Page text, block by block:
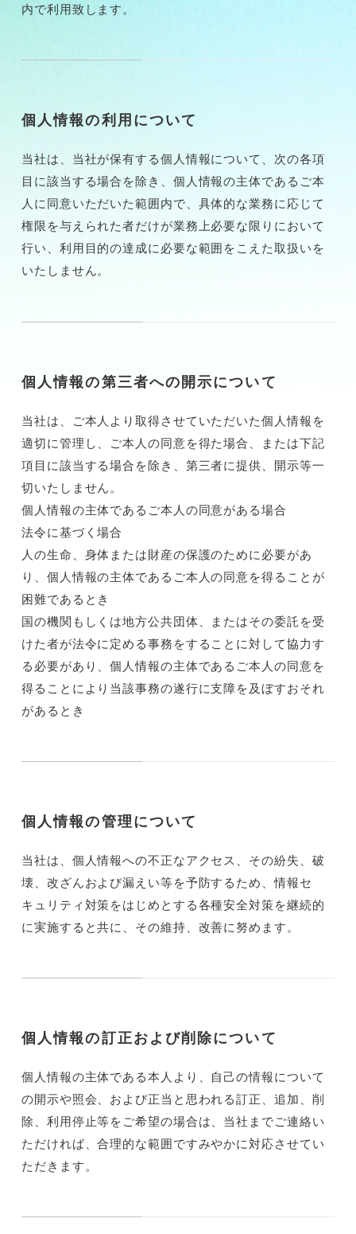
内で利用致します。
個人情報の利用について
当社は、当社が保有する個人情報について、次の各項
目に該当する場合を除き、個人情報の主体であるご本
人に同意いただいた範囲内で、具体的な業務に応じて
権限を与えられた者だけが業務上必要な限りにおいて
行い、利用目的の達成に必要な範囲をこえた取扱いを
いたしません。
個人情報の第三者への開示について
当社は、ご本人より取得させていただいた個人情報を
適切に管理し、ご本人の同意を得た場合、または下記
項目に該当する場合を除き、第三者に提供、開示等一
切いたしません。
個人情報の主体であるご本人の同意がある場合
法令に基づく場合
人の生命、身体または財産の保護のために必要があ
り、個人情報の主体であるご本人の同意を得ることが
困難であるとき
国の機関もしくは地方公共団体、またはその委託を受
けた者が法令に定める事務をすることに対して協力す
る必要があり、個人情報の主体であるご本人の同意を
得ることにより当該事務の遂行に支障を及ぼすおそれ
があるとき
個人情報の管理について
当社は、個人情報への不正なアクセス、その紛失、破
壊、改ざんおよび漏えい等を予防するため、情報セ
キュリティ対策をはじめとする各種安全対策を継続的
に実施すると共に、その維持、改善に努めます。
個人情報の訂正および削除について
個人情報の主体である本人より、自己の情報について
の開示や照会、および正当と思われる訂正、追加、削
除、利用停止等をご希望の場合は、当社までご連絡い
ただければ、合理的な範囲ですみやかに対応させてい
ただきます。